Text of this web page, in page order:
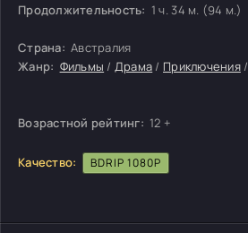
Продолжительность: 1 ч. 34 м. (94 м.)
Страна: Австралия
Жанр: Фильмы / Драма / Приключения/
Возрастной рейтинг: 12 +
Качество: BDRIP 1080P